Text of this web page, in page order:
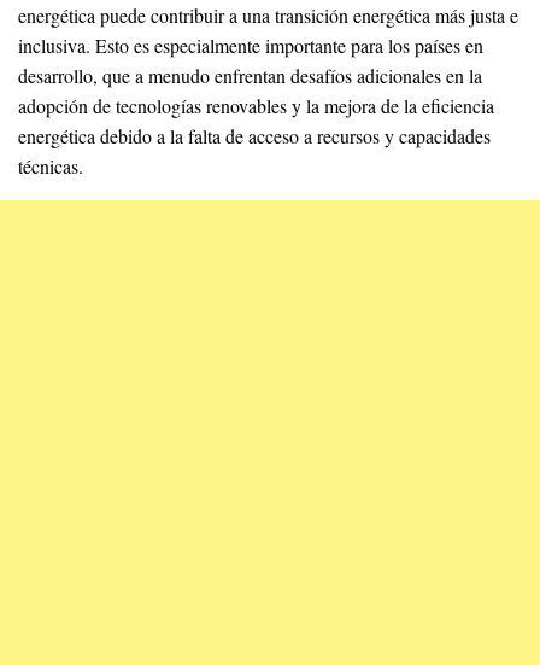
energética puede contribuir a una transición energética más justa e
inclusiva. Esto es especialmente importante para los países en
desarrollo, que a menudo enfrentan desafíos adicionales en la
adopción de tecnologías renovables y la mejora de la eficiencia
energética debido a la falta de acceso a recursos y capacidades
técnicas.